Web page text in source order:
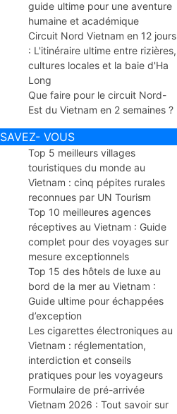
guide ultime pour une aventure
humaine et académique
Circuit Nord Vietnam en 12 jours
: L'itinéraire ultime entre rizières,
cultures locales et la baie d'Ha
Long
Que faire pour le circuit Nord-
Est du Vietnam en 2 semaines ?
SAVEZ- VOUS
Top 5 meilleurs villages
touristiques du monde au
Vietnam : cinq pépites rurales
reconnues par UN Tourism
Top 10 meilleures agences
réceptives au Vietnam : Guide
complet pour des voyages sur
mesure exceptionnels
Top 15 des hôtels de luxe au
bord de la mer au Vietnam :
Guide ultime pour échappées
d’exception
Les cigarettes électroniques au
Vietnam : réglementation,
interdiction et conseils
pratiques pour les voyageurs
Formulaire de pré-arrivée
Vietnam 2026 : Tout savoir sur